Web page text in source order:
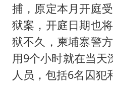
捕，原定本月开庭
狱案，开庭日期也
狱不久，柬埔寨警
用9个小时就在当天
人员，包括6名囚犯